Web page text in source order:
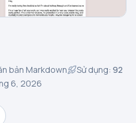
bản Markdown Sử dụng: 92
6, 2026